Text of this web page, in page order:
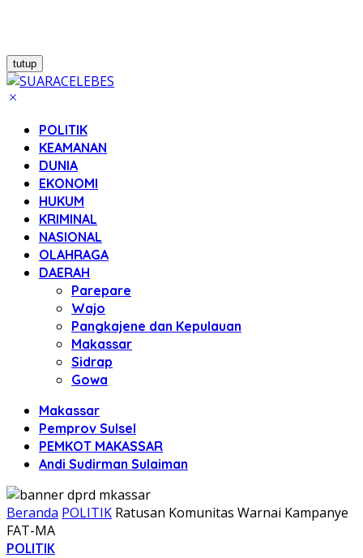
tutup
POLITIK
KEAMANAN
DUNIA
EKONOMI
HUKUM
KRIMINAL
NASIONAL
OLAHRAGA
DAERAH
Parepare
Wajo
Pangkajene dan Kepulauan
Makassar
Sidrap
Gowa
Makassar
Pemprov Sulsel
PEMKOT MAKASSAR
Andi Sudirman Sulaiman
Beranda POLITIK Ratusan Komunitas Warnai Kampanye
FAT-MA
POLITIK